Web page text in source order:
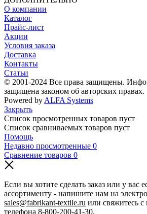
О компании
Каталог
Прайс-лист
Акции
Условия заказа
Доставка
Контакты
Статьи
© 2001-2024 Все права защищены.
защищена законом об авторских
Powered by ALFA Systems
Закрыть
Список просмотренных товаров пуст
Список сравниваемых товаров пуст
Помощь
Недавно просмотренные 0
Сравнение товаров 0
Если вы хотите сделать заказ или у вас
ассортименту - напишите нам на
sales@fabrikant-textile.ru или свяжитесь
телефона 8-800-200-41-30.